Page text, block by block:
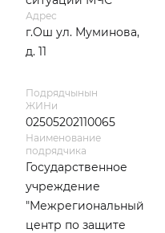
Адрес
г.Ош ул. Муминова,
д. 11
Подрядчынын
ЖИНи
02505202110065
Наименование
подрядчика
Государственное
учреждение
"Межрегиональный
центр по защите